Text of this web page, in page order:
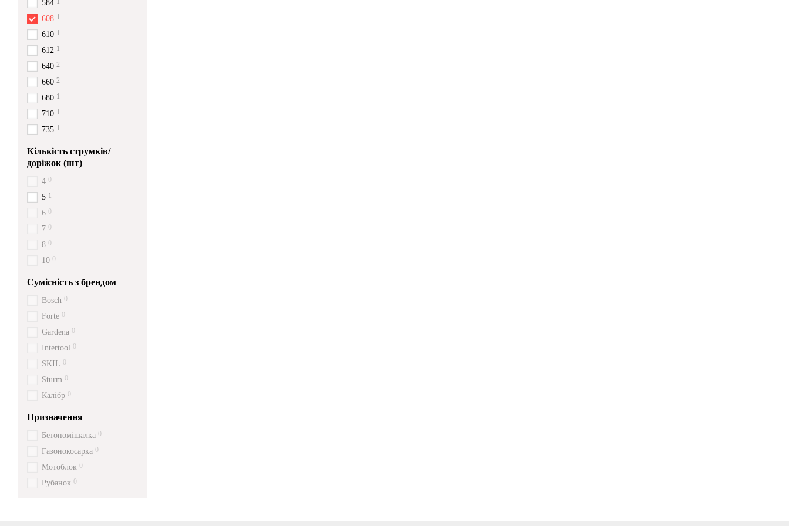
584
608 1
610 1
612 1
640 2
660 2
680 1
710 1
735 1
Кількість струмків/
доріжок (шт)
4 0
5 1
6 0
7 0
8 0
10 0
Сумісність з брендом
Bosch 0
Forte 0
Gardena 0
Intertool 0
SKIL 0
Sturm 0
Калібр 0
Призначення
Бетономішалка 0
Газонокосарка 0
Мотоблок 0
Рубанок 0